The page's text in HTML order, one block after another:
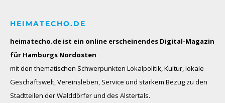
HEIMATECHO.DE
heimatecho.de ist ein online erscheinendes Digital-Magazin
für Hamburgs Nordosten
mit den thematischen Schwerpunkten Lokalpolitik, Kultur, lokale
Geschäftswelt, Vereinsleben, Service und starkem Bezug zu den
Stadtteilen der Walddörfer und des Alstertals.